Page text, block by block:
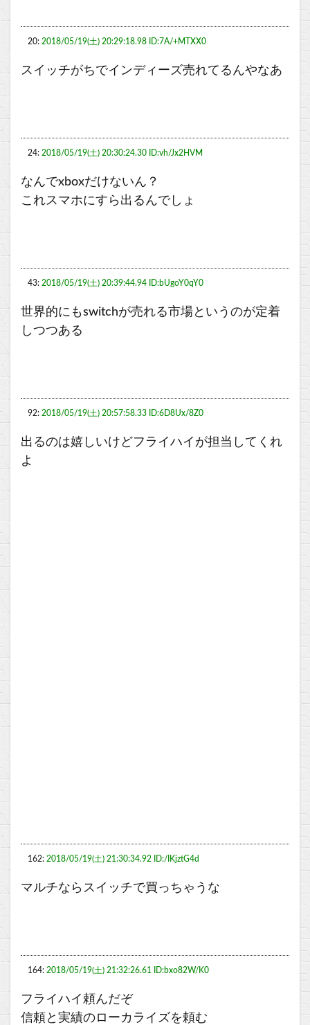
20: 2018/05/19(土) 20:29:18.98 ID:7A/+MTXX0
スイッチがちでインディーズ売れてるんやなあ
24: 2018/05/19(土) 20:30:24.30 ID:vh/Jx2HVM
なんでxboxだけないん？
これスマホにすら出るんでしょ
43: 2018/05/19(土) 20:39:44.94 ID:bUgoY0qY0
世界的にもswitchが売れる市場というのが定着
しつつある
92: 2018/05/19(土) 20:57:58.33 ID:6D8Ux/8Z0
出るのは嬉しいけどフライハイが担当してくれ
よ
162: 2018/05/19(土) 21:30:34.92 ID:/IKjztG4d
マルチならスイッチで買っちゃうな
164: 2018/05/19(土) 21:32:26.61 ID:bxo82W/K0
フライハイ頼んだぞ
信頼と実績のローカライズを頼む